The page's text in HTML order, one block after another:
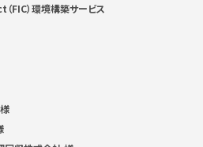
）環境構築サービス